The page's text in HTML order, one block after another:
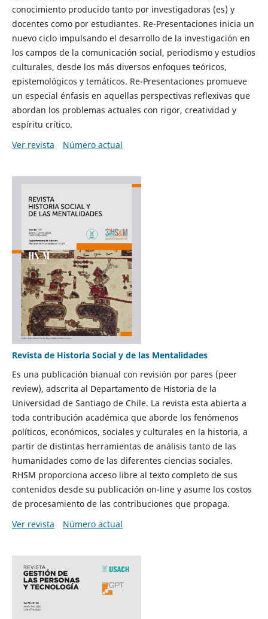
conocimiento producido tanto por investigadoras (es) y
docentes como por estudiantes. Re-Presentaciones inicia un
nuevo ciclo impulsando el desarrollo de la investigación en
los campos de la comunicación social, periodismo y estudios
culturales, desde los más diversos enfoques teóricos,
epistemológicos y temáticos. Re-Presentaciones promueve
un especial énfasis en aquellas perspectivas reflexivas que
abordan los problemas actuales con rigor, creatividad y
espíritu crítico.
Ver revista
Número actual
Revista de Historia Social y de las Mentalidades
Es una publicación bianual con revisión por pares (peer
review), adscrita al Departamento de Historia de la
Universidad de Santiago de Chile. La revista esta abierta a
toda contribución académica que aborde los fenómenos
políticos, económicos, sociales y culturales en la historia, a
partir de distintas herramientas de análisis tanto de las
humanidades como de las diferentes ciencias sociales.
RHSM proporciona acceso libre al texto completo de sus
contenidos desde su publicación on-line y asume los costos
de procesamiento de las contribuciones que propaga.
Ver revista
Número actual